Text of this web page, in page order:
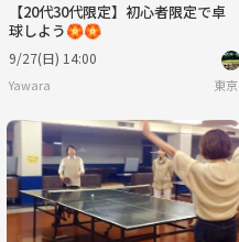
【20代30代限定】初心者限定で卓
球しよう🏵️🏵️
9/27(日) 14:00
Yawara 東京